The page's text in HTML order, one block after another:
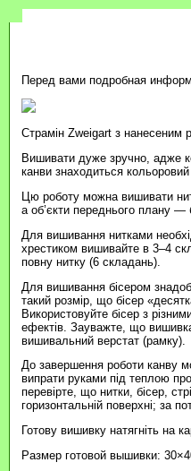
Перед вами подробная
Страмін Zweigart з нанесеним
Вишивати дуже зручно, адже
канви знаходиться
Цю роботу можна вишивати
а об’єкти переднього плану —
Для вишивання нитками
хрестиком вишивайте в 3–4
повну нитку (6 складань).
Для вишивання бісером
такий розмір, що бісер
Використовуйте бісер з
ефектів. Зауважте, що
вишивальний верстат (рамку).
До завершення роботи канву
випрати руками під теплою
перевірте, що нитки, бісер,
горизонтальній поверхні; за
Готову вишивку натягніть на
Размер готовой вышивки: